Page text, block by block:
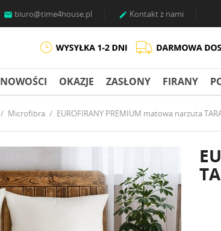
 biuro@time4house.pl  Kontakt z nami
NOWOŚCI OKAZJE ZASŁONY FIRANY
Microfibra EUROFIRANY PREMIUM matowa narzuta